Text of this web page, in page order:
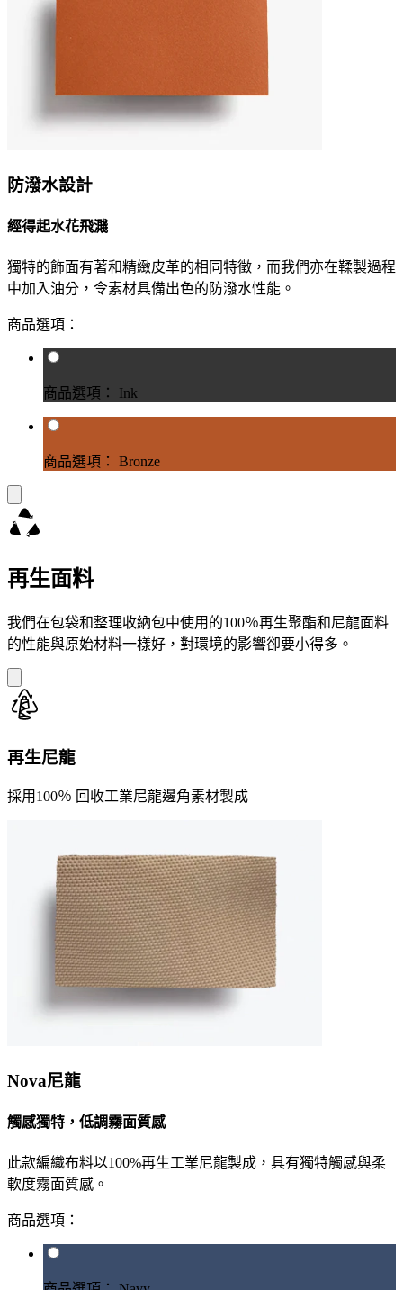
防潑水設計
經得起水花飛濺
獨特的飾面有著和精緻皮革的相同特徵，而我們亦在鞣製過程
中加入油分，令素材具備出色的防潑水性能。
商品選項：
商品選項： Ink
商品選項： Bronze
再生面料
我們在包袋和整理收納包中使用的100％再生聚酯和尼龍面料
的性能與原始材料一樣好，對環境的影響卻要小得多。
再生尼龍
採用100％ 回收工業尼龍邊角素材製成
Nova尼龍
觸感獨特，低調霧面質感
此款編織布料以100%再生工業尼龍製成，具有獨特觸感與柔
軟度霧面質感。
商品選項：